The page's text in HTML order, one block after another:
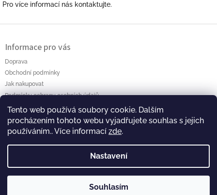
Tento web používá soubory cookie. Dalším
procházením tohoto webu vyjadřujete souhlas s jejich
používáním.. Více informací zde.
Nastavení
Souhlasím
Pro více informací nás kontaktujte.
Informace pro vás
Doprava
Obchodní podmínky
Jak nakupovat
Podmínky ochrany osobních údajů
Polanský AB s.r.o. Myslíkova 4 Pacov 395 01 Ič.: 01464256
Copyright 2026Polansky-eshop